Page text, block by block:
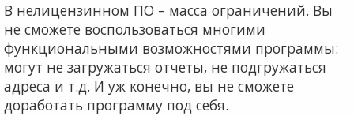
В нелицензинном ПО – масса ограничений. Вы
не сможете воспользоваться многими
функциональными возможностями программы:
могут не загружаться отчеты, не подгружаться
адреса и т.д. И уж конечно, вы не сможете
доработать программу под себя.